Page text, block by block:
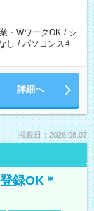
・WワークOK / シ
し / パソコンスキ
詳細へ
掲載日：2026.08.07
録OK＊